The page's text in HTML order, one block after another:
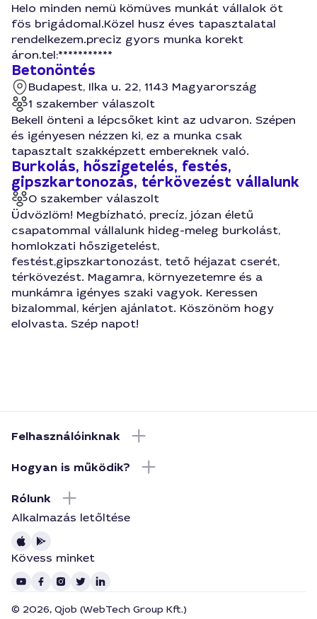
Helo minden nemü kömüves munkát vállalok öt
fös brigádomal.Közel husz éves tapasztalatal
rendelkezem.preciz gyors munka korekt
áron.tel:***********
Betonöntés
Budapest, Ilka u. 22, 1143 Magyarország
1 szakember válaszolt
Bekell önteni a lépcsőket kint az udvaron. Szépen
és igényesen nézzen ki, ez a munka csak
tapasztalt szakképzett embereknek való.
Burkolás, hőszigetelés, festés,
gipszkartonozás, térkövezést vállalunk
0 szakember válaszolt
Üdvözlöm! Megbízható, precíz, józan életű
csapatommal vállalunk hideg-meleg burkolást,
homlokzati hőszigetelést,
festést,gipszkartonozást, tető héjazat cserét,
térkövezést. Magamra, környezetemre és a
munkámra igényes szaki vagyok. Keressen
bizalommal, kérjen ajánlatot. Köszönöm hogy
elolvasta. Szép napot!
Felhasználóinknak
Hogyan is működik?
Rólunk
Alkalmazás letőltése
Kövess minket
© 2026, Qjob (WebTech Group Kft.)